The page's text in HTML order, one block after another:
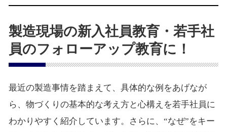
製造現場の新入社員教育・若手社
員のフォローアップ教育に！
最近の製造事情を踏まえて、具体的な例をあげなが
ら、物づくりの基本的な考え方と心構えを若手社員に
わかりやすく紹介しています。さらに、“なぜ”をキー